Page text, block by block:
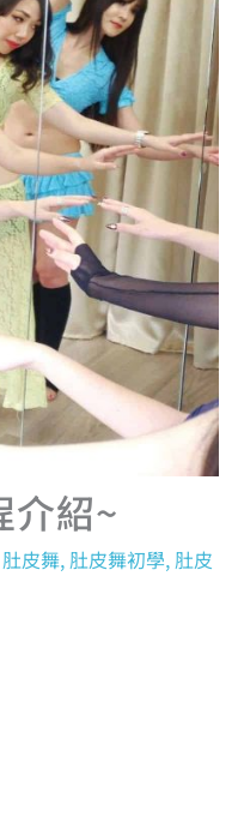
介紹~
肚皮舞, 肚皮舞初學, 肚皮